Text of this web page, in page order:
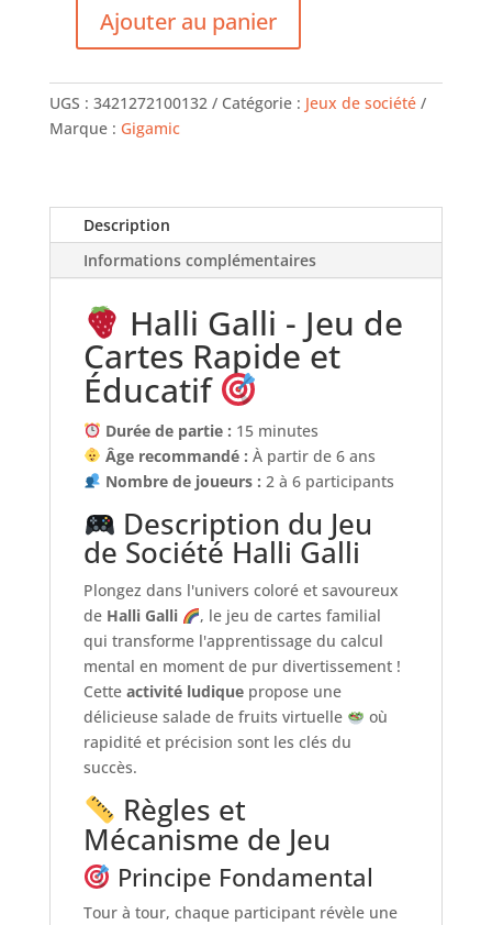
quantité
Halli
Galli
-
Ajouter au panier
UGS : 3421272100132 Catégorie : Jeux de société
Marque : Gigamic
Description
Informations complémentaires
Halli Galli - Jeu de
Cartes Rapide et
Éducatif
Durée de partie : 15 minutes
Âge recommandé : À partir de 6 ans
Nombre de joueurs : 2 à 6 participants
Description du Jeu
de Société Halli Galli
Plongez dans l'univers coloré et savoureux
de Halli Galli
, le jeu de cartes familial
qui transforme l'apprentissage du calcul
mental en moment de pur divertissement !
Cette activité ludiquepropose une
délicieuse salade de fruits virtuelle
où
rapidité et précision sont les clés du
succès.
Règles et
Mécanisme de Jeu
Principe Fondamental
Tour à tour, chaque participant révèle une